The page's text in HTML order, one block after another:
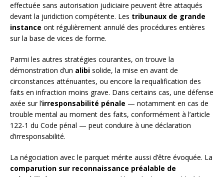
effectuée sans autorisation judiciaire peuvent être attaqués
devant la juridiction compétente. Les tribunaux de grande
instance ont régulièrement annulé des procédures entières
sur la base de vices de forme.
Parmi les autres stratégies courantes, on trouve la
démonstration d’un alibi solide, la mise en avant de
circonstances atténuantes, ou encore la requalification des
faits en infraction moins grave. Dans certains cas, une défense
axée sur l’irresponsabilité pénale — notamment en cas de
trouble mental au moment des faits, conformément à l’article
122-1 du Code pénal — peut conduire à une déclaration
d’irresponsabilité.
La négociation avec le parquet mérite aussi d’être évoquée. La
comparution sur reconnaissance préalable de